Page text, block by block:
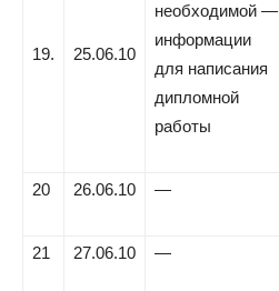
19. 25.06.10
необходимой —
информации
для написания
дипломной
работы
20 26.06.10 —
21 27.06.10 —